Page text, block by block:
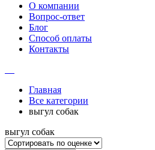
О компании
Вопрос-ответ
Блог
Способ оплаты
Контакты
Главная
Все категории
выгул собак
выгул собак